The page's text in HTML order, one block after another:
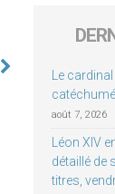
Le
août 7, 2026
Léon XIV
détaillé de
titres,